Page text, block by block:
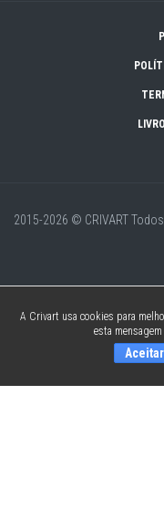
2015-2026 © CRIVART
A Crivart usa cookies para
esta